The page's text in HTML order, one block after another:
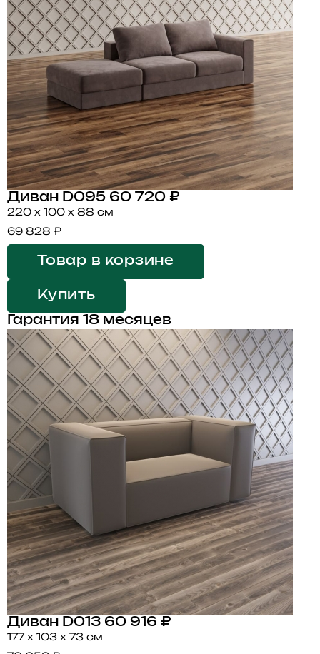
Диван D095 60 720 ₽
220 x 100 x 88 см
69 828 ₽
Товар в корзине
Купить
Гарантия 18 месяцев
Диван D013 60 916 ₽
177 x 103 x 73 см